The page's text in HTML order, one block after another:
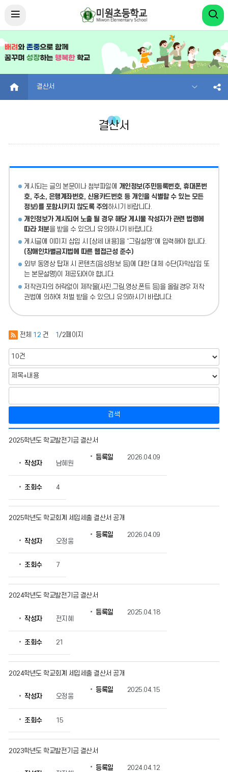
HOME 결산서
결산서
게시되는 글의 본문이나 첨부파일에
개인정보(주민등록번호, 휴대폰번
호, 주소, 은행계좌번호, 신용카드번호 등 개인을 식별할 수 있는 모든
정보)를 포함시키지 않도록 주의 하시기 바랍니다.
개인정보가 게시되어 노출 될 경우 해당 게시물 작성자가 관련 법령에
따라 처분을 받을 수 있으니 유의하시기 바랍니다.
게시글에 이미지 삽입 시 [상세 내용]을 “그림설명”에 입력해야 합니다.
(장애인차별금지법에 따른 웹접근성 준수)
외부 동영상 탑재 시 콘텐츠(음성정보 등)에 대한 대체 수단(자막삽입 또
는 본문설명)이 제공되어야 합니다.
저작권자의 허락없이 제작물(사진,그림,영상,폰트 등)을 올릴경우 저작
권법에 의하여 처벌 받을 수 있으니 유의하시기 바랍니다.
전체 12 건 1 /2페이지
검색
산
게
번
호,
등
일,
있
다.
2025학년도 학교발전기금 결산서
작성자 남혜원
등록일 2026.04.09
조회수 4
2025학년도 학교회계 세입세출 결산서 공개
작성자 오정웅
등록일 2026.04.09
조회수 7
2024학년도 학교발전기금 결산서
작성자 전지혜
등록일 2025.04.18
조회수 21
2024학년도 학교회계 세입세출 결산서 공개
작성자 오정웅
등록일 2025.04.15
조회수 15
2023학년도 학교발전기금 결산서
등록일 2024.04.12